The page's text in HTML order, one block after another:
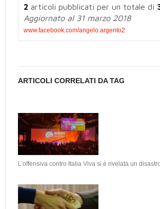
2 articoli pubblicati per un totale di
Aggiornato al 31 marzo 2018
www.facebook.com/angelo.argento2
ARTICOLI CORRELATI DA TAG
L’offensiva contro Italia Viva si è rivelata un disastro